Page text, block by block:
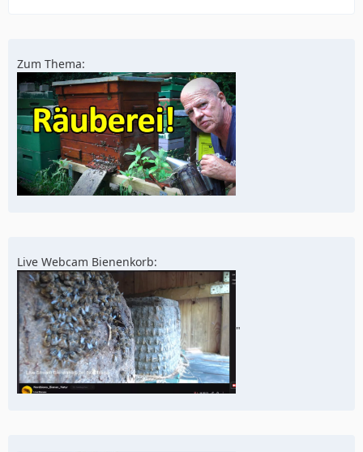
Zum Thema:
Live Webcam Bienenkorb:
"